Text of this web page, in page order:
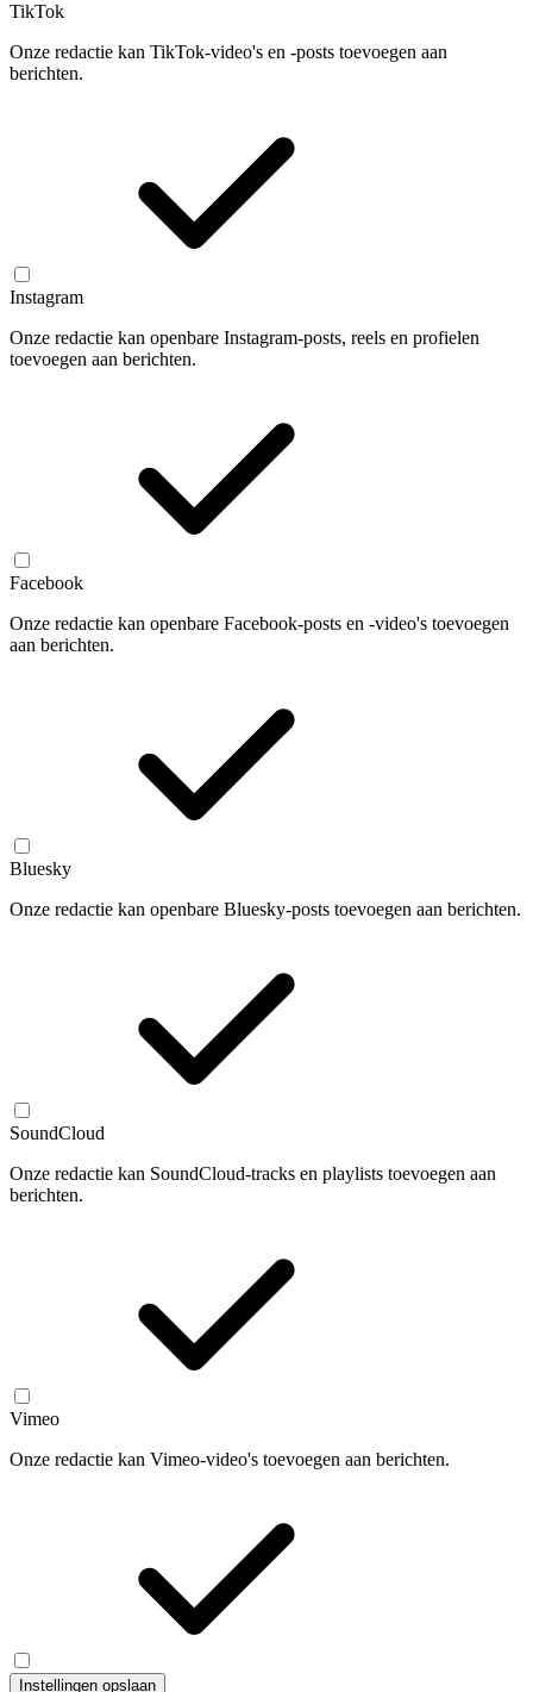
TikTok
Onze redactie kan TikTok-video's en -posts toevoegen aan
berichten.
Instagram
Onze redactie kan openbare Instagram-posts, reels en profielen
toevoegen aan berichten.
Facebook
Onze redactie kan openbare Facebook-posts en -video's toevoegen
aan berichten.
Bluesky
Onze redactie kan openbare Bluesky-posts toevoegen aan berichten.
SoundCloud
Onze redactie kan SoundCloud-tracks en playlists toevoegen aan
berichten.
Vimeo
Onze redactie kan Vimeo-video's toevoegen aan berichten.
Instellingen opslaan